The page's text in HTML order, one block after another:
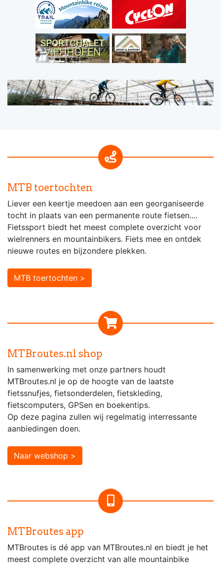
MTB toertochten
Liever een keertje meedoen aan een georganiseerde
tocht in plaats van een permanente route fietsen....
Fietssport biedt het meest complete overzicht voor
wielrenners en mountainbikers. Fiets mee en ontdek
nieuwe routes en bijzondere plekken.
MTB toertochten >
MTBroutes.nl shop
In samenwerking met onze partners houdt
MTBroutes.nl je op de hoogte van de laatste
fietssnufjes, fietsonderdelen, fietskleding,
fietscomputers, GPSen en boekentips.
Op deze pagina zullen wij regelmatig interressante
aanbiedingen doen.
Naar webshop >
MTBroutes app
MTBroutes is dé app van MTBroutes.nl en biedt je het
meest complete overzicht van alle mountainbike